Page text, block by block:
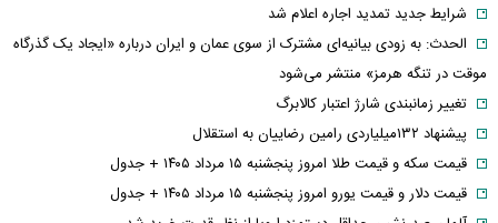
شرایط جدید تمدید اجاره اعلام شد
الحدث: به زودی بیانیه‌ای مشترک از سوی عمان و ایران درباره «ایجاد یک گذرگاه
موقت در تنگه هرمز» منتشر می‌شود
تغییر زمانبندی‌ شارژ اعتبار کالابرگ
پیشنهاد ۱۳۲میلیاردی رامین رضاییان به استقلال
قیمت سکه و قیمت طلا امروز پنجشنبه ۱۵ مرداد ۱۴۰۵ + جدول
قیمت دلار و قیمت یورو امروز پنجشنبه ۱۵ مرداد ۱۴۰۵ + جدول